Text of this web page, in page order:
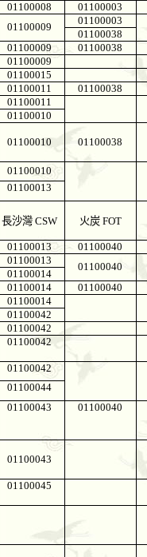
01100008
01100003
01100009
01100003
01100038
01100009
01100038
01100009
01100015
01100011
01100038
01100011
01100010
01100010
01100038
01100010
01100013
長沙灣CSW 火炭FOT
01100013
01100040
01100013
01100040
01100014
01100014
01100040
01100014
01100042
01100042
01100042
01100042
01100044
01100043 01100040
01100043
01100045